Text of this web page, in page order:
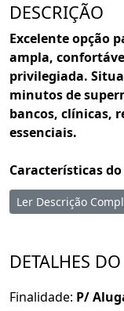
DESCRIÇÃO
Excelente opção
ampla,
privilegiada.
minutos de
bancos, clínicas,
essenciais.
Características
Pavimento
Ler Descrição
DETALHES
Finalidade: P/